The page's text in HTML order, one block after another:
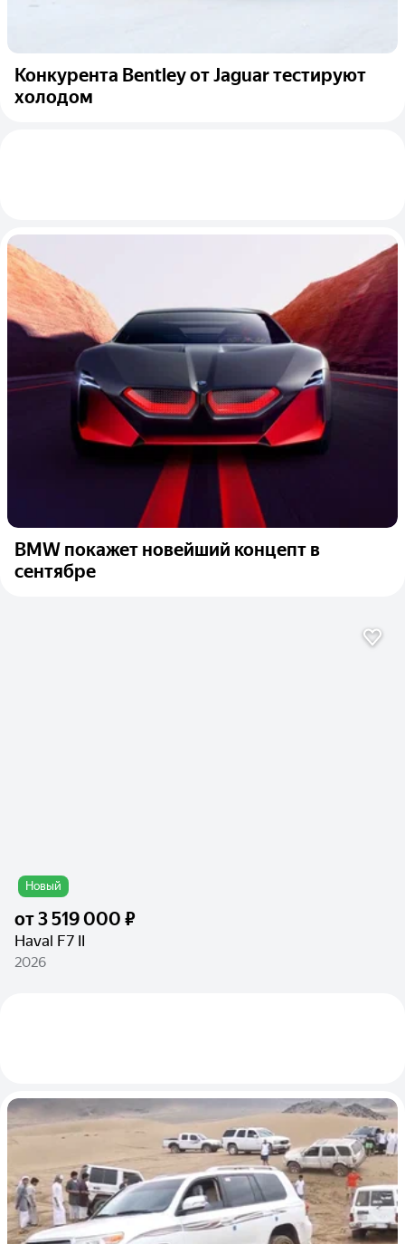
Конкурента Bentley от Jaguar тестируют
холодом
BMW покажет новейший концепт в
сентябре
Новый
от3 519 000 ₽
Haval F7 II
2026